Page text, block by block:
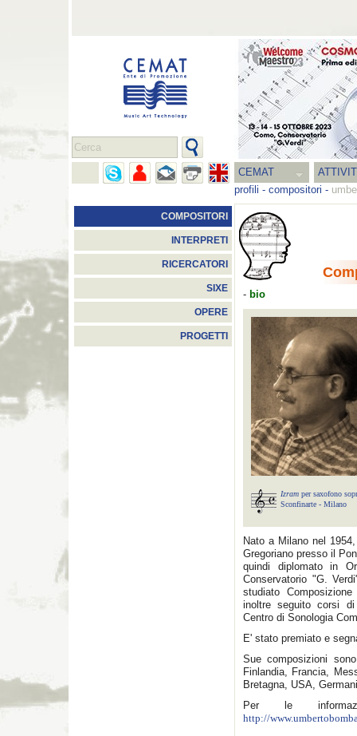
CEMAT
profili - compositori -
COMPOSITORI
INTERPRETI
RICERCATORI
SIXE
OPERE
PROGETTI
- bio
Izram per saxofono
Sconfinarte - Milano
Nato a Milano nel
Gregoriano presso il
quindi diplomato in
Conservatorio "G.
studiato
inoltre seguito corsi
Centro di Sonologia
E' stato premiato e
Sue composizioni
Finlandia, Francia,
Bretagna, USA,
Per le
http://